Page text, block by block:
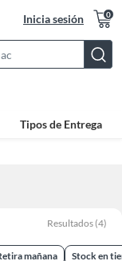
Inicia sesión 0
Bar
Tipos de Entrega
Resultados (4)
mañana Stock en